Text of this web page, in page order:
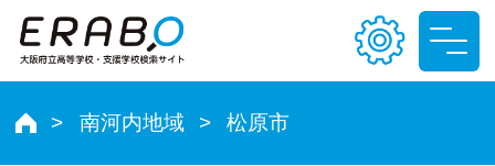
文字サイズ
南河内地域 松原市